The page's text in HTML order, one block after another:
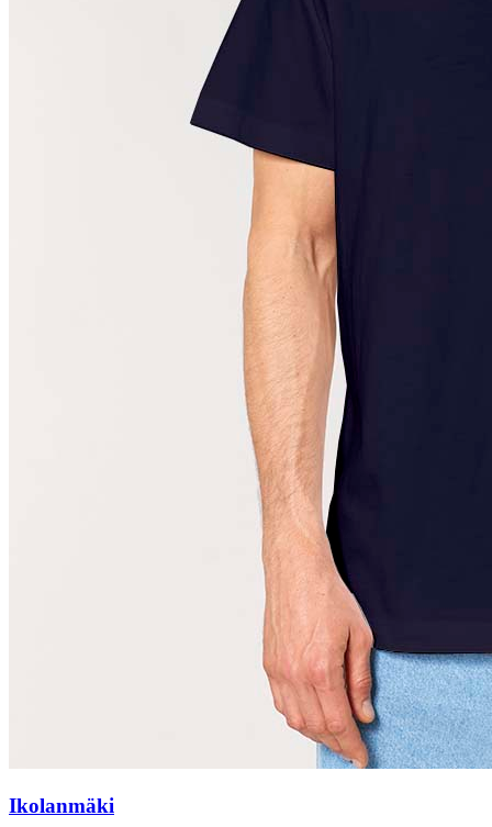
Ikolanmäki